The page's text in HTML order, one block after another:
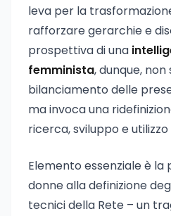
leva per la
rafforzare gerarchie e
prospettiva di una
femminista, dunque,
bilanciamento delle
ma invoca una
ricerca, sviluppo e utilizzo
Elemento essenziale è
donne alla definizione
tecnici della Rete – un